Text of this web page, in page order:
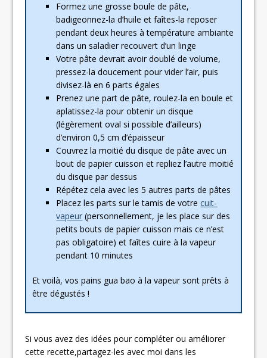
Formez une grosse boule de pâte,
badigeonnez-la d’huile et faîtes-la reposer
pendant deux heures à température ambiante
dans un saladier recouvert d’un linge
Votre pâte devrait avoir doublé de volume,
pressez-la doucement pour vider l’air, puis
divisez-là en 6 parts égales
Prenez une part de pâte, roulez-la en boule et
aplatissez-la pour obtenir un disque
(légèrement oval si possible d’ailleurs)
d’environ 0,5 cm d’épaisseur
Couvrez la moitié du disque de pâte avec un
bout de papier cuisson et repliez l’autre moitié
du disque par dessus
Répétez cela avec les 5 autres parts de pâtes
Placez les parts sur le tamis de votre cuit-
vapeur (personnellement, je les place sur des
petits bouts de papier cuisson mais ce n’est
pas obligatoire) et faîtes cuire à la vapeur
pendant 10 minutes
Et voilà, vos pains gua bao à la vapeur sont prêts à
être dégustés !
Si vous avez des idées pour compléter ou améliorer
cette recette,partagez-les avec moi dans les